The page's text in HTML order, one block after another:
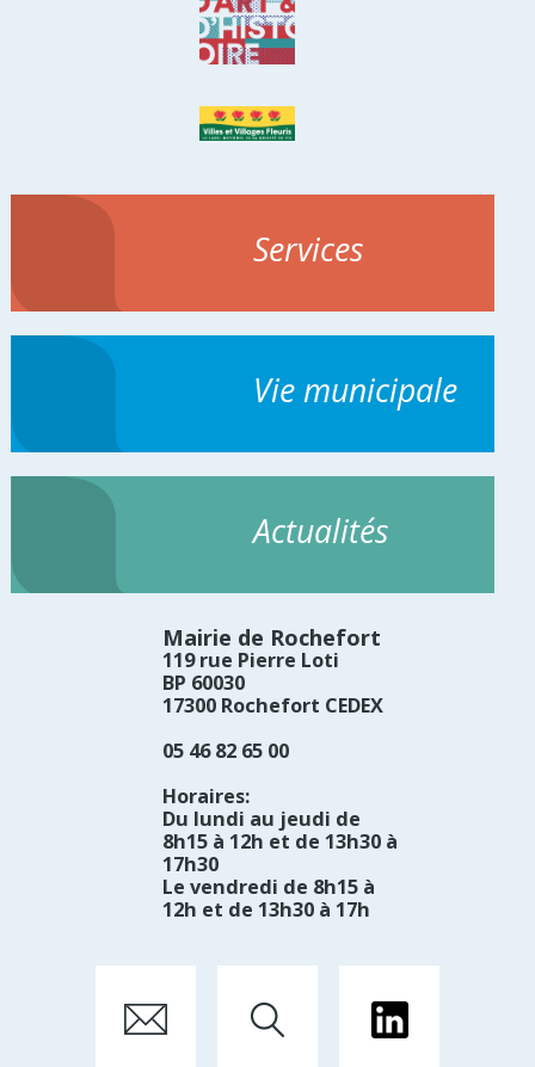
Services
Vie municipale
Actualités
Mairie de Rochefort
119 rue Pierre Loti
BP 60030
17300 Rochefort CEDEX
05 46 82 65 00
Horaires:
Du lundi au jeudi de
8h15 à 12h et de 13h30 à
17h30
Le vendredi de 8h15 à
12h et de 13h30 à 17h